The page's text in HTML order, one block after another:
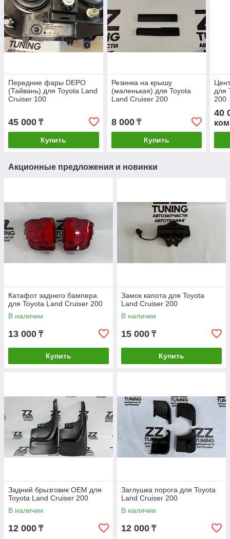
Передние фары DEPO
(Тайвань) для Toyota Land
Cruiser 100
45 000 ₸
Купить
Резинка на крышу
(маленькая) для Toyota
Land Cruiser 200
8 000₸
Купить
для
200
40
Акционные предложения и новинки
Катафот заднего бампера
для Toyota Land Cruiser 200
В наличии
13 000 ₸
Купить
Замок капота для Toyota
Land Cruiser 200
В наличии
15 000 ₸
Купить
Задний брызговик OEM для
Toyota Land Cruiser 200
В наличии
12 000 ₸
Заглушка порога для Toyota
Land Cruiser 200
В наличии
12 000 ₸